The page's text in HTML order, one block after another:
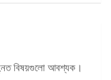
বিষয়গুলো আবশ্যক।